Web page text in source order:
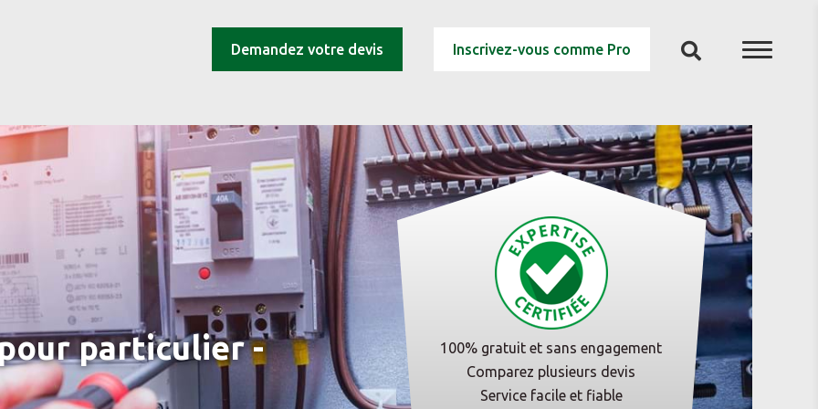
Demandez votre devis Inscrivez-vous comme Pro
particulier -
100% gratuit et sans engagement
Comparez plusieurs devis
Service facile et fiable